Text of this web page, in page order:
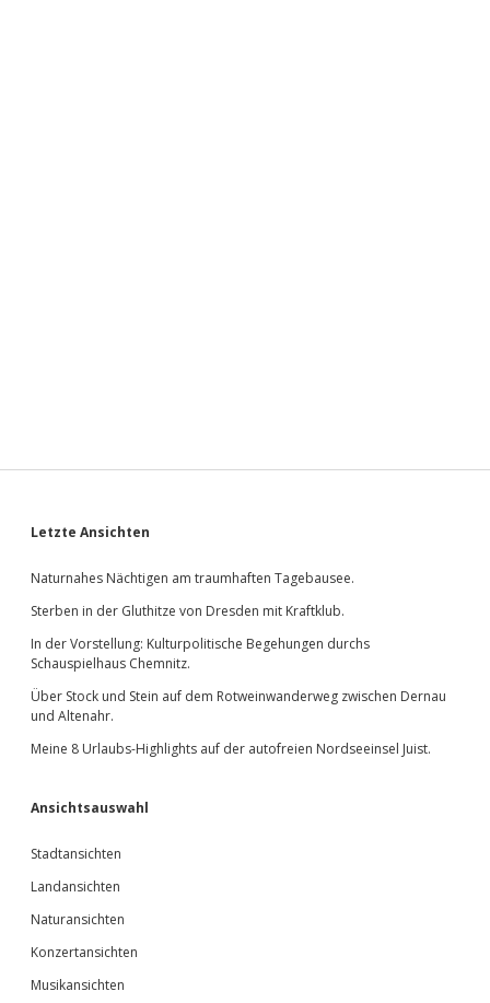
Sidebar
Letzte Ansichten
Naturnahes Nächtigen am traumhaften Tagebausee.
Sterben in der Gluthitze von Dresden mit Kraftklub.
In der Vorstellung: Kulturpolitische Begehungen durchs
Schauspielhaus Chemnitz.
Über Stock und Stein auf dem Rotweinwanderweg zwischen Dernau
und Altenahr.
Meine 8 Urlaubs-Highlights auf der autofreien Nordseeinsel Juist.
Ansichtsauswahl
Stadtansichten
Landansichten
Naturansichten
Konzertansichten
Musikansichten